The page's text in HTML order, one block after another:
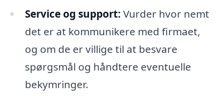
Service og support: Vurder hvor nemt
det er at kommunikere med firmaet,
og om de er villige til at besvare
spørgsmål og håndtere eventuelle
bekymringer.